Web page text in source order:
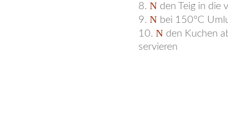
den Teig in die
bei 150°C
den Kuchen
servieren